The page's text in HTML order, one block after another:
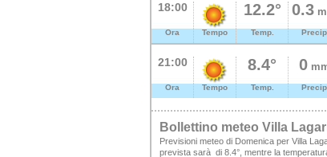
18:00
Ora Tempo
12.2°
Temp.
0.3
Precip
21:00
Ora Tempo
8.4°
Temp.
0
Precip
Bollettino meteo Villa
Previsioni meteo di Domenica per Villa
prevista sarà di 8.4°, mentre la